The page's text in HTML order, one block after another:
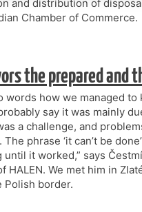
and distribution of
Chamber of Commerce.
the prepared and
words how we managed
say it was mainly
a challenge, and
phrase ‘it can’t be
it worked,” says
We met him in
Polish border.